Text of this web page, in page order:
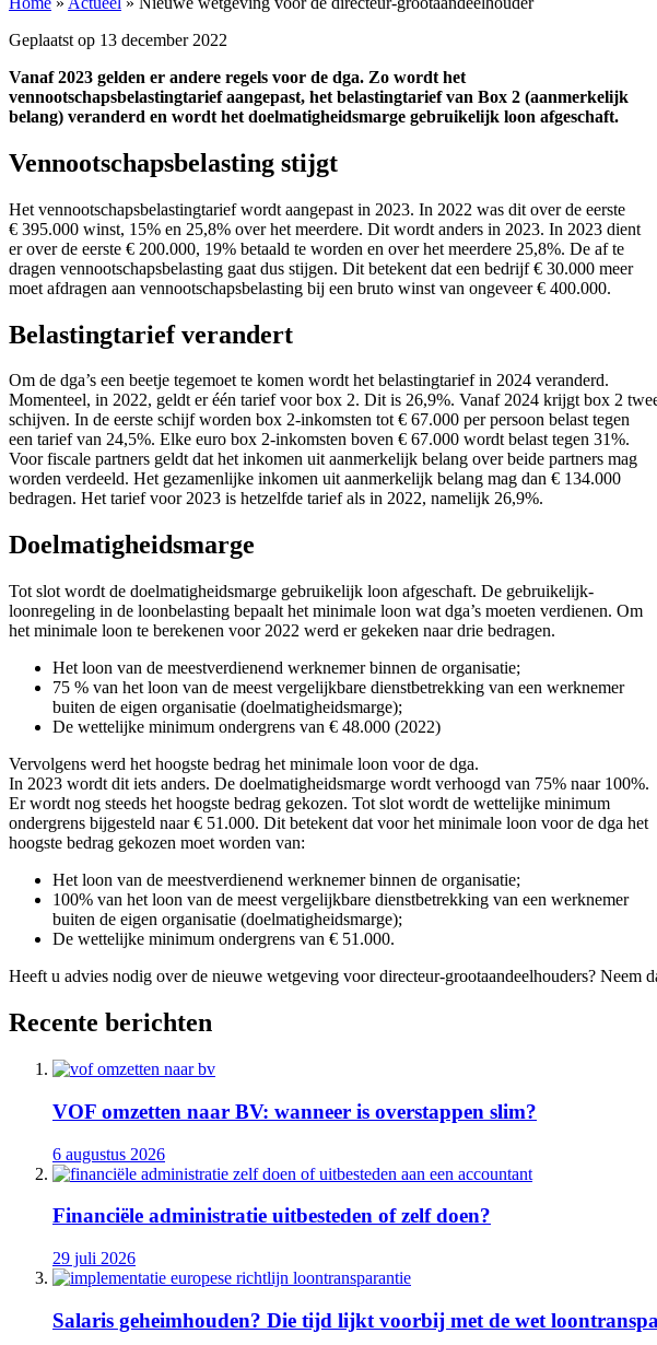
Geplaatst op 13 december 2022
Vanaf 2023 gelden er andere regels voor de dga. Zo wordt het
vennootschapsbelastingtarief aangepast, het belastingtarief van Box 2 (aanmerkelijk
belang) veranderd en wordt het doelmatigheidsmarge gebruikelijk loon afgeschaft.
Vennootschapsbelasting stijgt
Het vennootschapsbelastingtarief wordt aangepast in 2023. In 2022 was dit over de eerste
€ 395.000 winst, 15% en 25,8% over het meerdere. Dit wordt anders in 2023. In 2023 dient
er over de eerste € 200.000, 19% betaald te worden en over het meerdere 25,8%. De af te
dragen vennootschapsbelasting gaat dus stijgen. Dit betekent dat een bedrijf € 30.000 meer
moet afdragen aan vennootschapsbelasting bij een bruto winst van ongeveer € 400.000.
Belastingtarief verandert
Om de dga’s een beetje tegemoet te komen wordt het belastingtarief in 2024 veranderd.
Momenteel, in 2022, geldt er één tarief voor box 2. Dit is 26,9%. Vanaf 2024 krijgt box 2
schijven. In de eerste schijf worden box 2-inkomsten tot € 67.000 per persoon belast tegen
een tarief van 24,5%. Elke euro box 2-inkomsten boven € 67.000 wordt belast tegen 31%.
Voor fiscale partners geldt dat het inkomen uit aanmerkelijk belang over beide partners mag
worden verdeeld. Het gezamenlijke inkomen uit aanmerkelijk belang mag dan € 134.000
bedragen. Het tarief voor 2023 is hetzelfde tarief als in 2022, namelijk 26,9%.
Doelmatigheidsmarge
Tot slot wordt de doelmatigheidsmarge gebruikelijk loon afgeschaft. De gebruikelijk-
loonregeling in de loonbelasting bepaalt het minimale loon wat dga’s moeten verdienen. Om
het minimale loon te berekenen voor 2022 werd er gekeken naar drie bedragen.
Het loon van de meestverdienend werknemer binnen de organisatie;
75 % van het loon van de meest vergelijkbare dienstbetrekking van een werknemer
buiten de eigen organisatie (doelmatigheidsmarge);
De wettelijke minimum ondergrens van € 48.000 (2022)
Vervolgens werd het hoogste bedrag het minimale loon voor de dga.
In 2023 wordt dit iets anders. De doelmatigheidsmarge wordt verhoogd van 75% naar 100%.
Er wordt nog steeds het hoogste bedrag gekozen. Tot slot wordt de wettelijke minimum
ondergrens bijgesteld naar € 51.000. Dit betekent dat voor het minimale loon voor de dga het
hoogste bedrag gekozen moet worden van:
Het loon van de meestverdienend werknemer binnen de organisatie;
100% van het loon van de meest vergelijkbare dienstbetrekking van een werknemer
buiten de eigen organisatie (doelmatigheidsmarge);
De wettelijke minimum ondergrens van € 51.000.
Heeft u advies nodig over de nieuwe wetgeving voor directeur-grootaandeelhouders? Neem
Recente berichten
VOF omzetten naar BV: wanneer is overstappen slim?
6 augustus 2026
Financiële administratie uitbesteden of zelf doen?
29 juli 2026
Salaris geheimhouden? Die tijd lijkt voorbij met de wet